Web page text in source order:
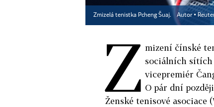
Zmizelá tenistka Pcheng Šuaj. Autor ▪
Z mizení čínské
sociálních sítích
vicepremiér
O pár dní
Ženské tenisové asociace